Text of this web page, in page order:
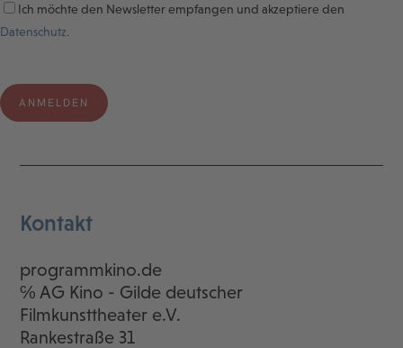
Ich möchte den Newsletter empfangen und akzeptiere den
Datenschutz.
Kontakt
programmkino.de
℅ AG Kino - Gilde deutscher
Filmkunsttheater e.V.
Rankestraße 31